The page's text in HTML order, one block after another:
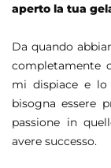
aperto la tua
Da quando
completamente
mi dispiace e
bisogna essere
passione in
avere successo.